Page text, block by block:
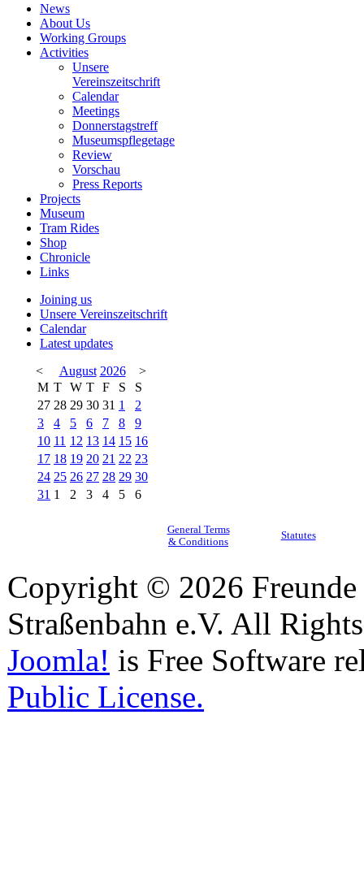
News
About Us
Working Groups
Activities
Unsere
Vereinszeitschrift
Calendar
Meetings
Donnerstagstreff
Museumspflegetage
Review
Vorschau
Press Reports
Projects
Museum
Tram Rides
Shop
Chronicle
Links
Joining us
Unsere Vereinszeitschrift
Calendar
Latest updates
<
August 2026
>
M T W T F S
S
27 28 29 30 31 1
2
3
4 5 6 7 8
9
10 11 12 13 14 15 16
17 18 19 20 21 22 23
24 25 26 27 28 29 30
31 1 2 3 4 5 6
General Terms
& Conditions
Statutes
Copyright © 2026
Straßenbahn e.V. All
Joomla! is Free Software
Public License.